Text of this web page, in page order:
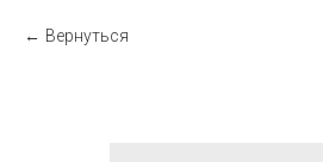
Вернуться